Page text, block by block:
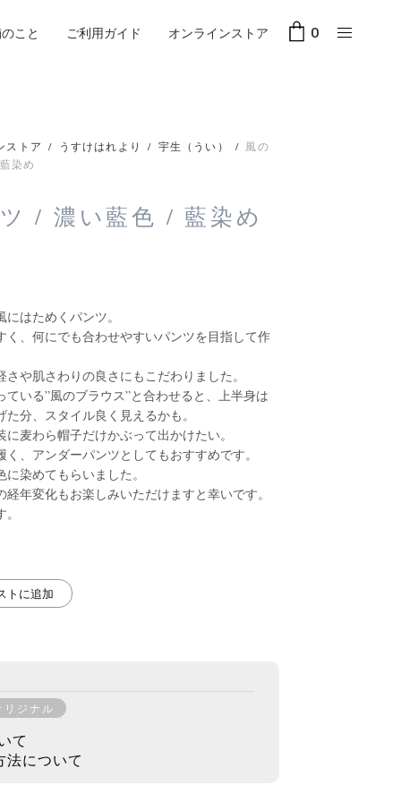
こと ご利用ガイド オンラインストア 0
ストア / うすけはれより / 宇生（うい） / 風の
染め
/ 濃い藍色 / 藍染め
はためくパンツ。
く、何にでも合わせやすいパンツを目指して作
や肌さわりの良さにもこだわりました。
ている”風のブラウス”と合わせると、上半身は
分、スタイル良く見えるかも。
麦わら帽子だけかぶって出かけたい。
く、アンダーパンツとしてもおすすめです。
染めてもらいました。
年変化もお楽しみいただけますと幸いです。
トに追加
リジナル
て
法について